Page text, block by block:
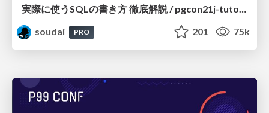
実際に使うSQLの書き方 徹底解説 / pgcon21j-tutorial
soudai
PRO 201 75k